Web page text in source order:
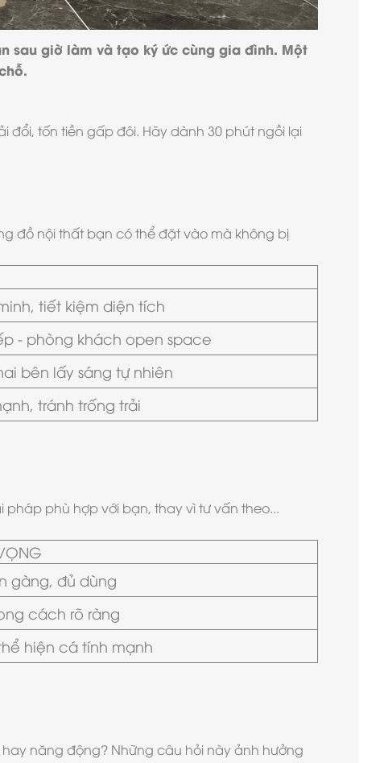
sau giờ làm và tạo ký ức cùng gia đình. Một
tốn tiền gấp đôi. Hãy dành 30 phút ngồi lại
đồ nội thất bạn có thể đặt vào mà không bị
tiết kiệm diện tích
- phòng khách open space
bên lấy sáng tự nhiên
tránh trống trải
phù hợp với bạn, thay vì tư vấn theo...
gàng, đủ dùng
cách rõ ràng
hiện cá tính mạnh
năng động? Những câu hỏi này ảnh hưởng